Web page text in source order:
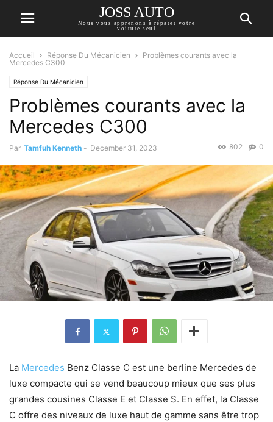
JOSS AUTO
Nous vous apprenons à réparer votre
voiture seul
Accueil Réponse Du Mécanicien
Problèmes courants avec la
Mercedes C300
Réponse Du Mécanicien
Problèmes courants avec la
Mercedes C300
Par Tamfuh Kenneth - December 31, 2023 0
802
La Mercedes Benz Classe C est une berline Mercedes de
luxe compacte qui se vend beaucoup mieux que ses plus
grandes cousines Classe E et Classe S. En effet, la Classe
C offre des niveaux de luxe haut de gamme sans être trop